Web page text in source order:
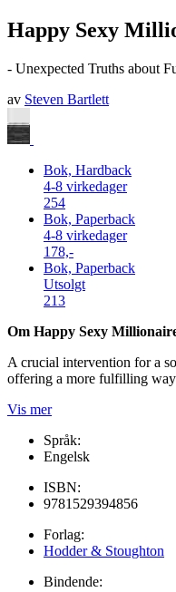
Happy Sexy
- Unexpected Truths about
av Steven Bartlett
Bok, Hardback
4-8 virkedager
254
Bok, Paperback
4-8 virkedager
178,-
Bok, Paperback
Utsolgt
213
Om Happy Sexy
A crucial intervention for a
offering a more fulfilling
Vis mer
Språk:
Engelsk
ISBN:
9781529394856
Forlag:
Hodder & Stoughton
Bindende: